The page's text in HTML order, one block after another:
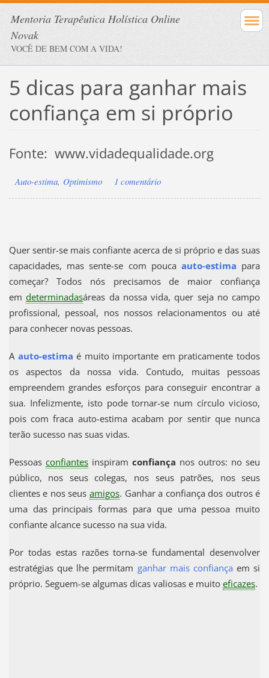
Mentoria Terapêutica Holística Online
Novak
VOCÊ DE BEM COM A VIDA!
5 dicas para ganhar mais
confiança em si próprio
Fonte: www.vidadequalidade.org
Auto-estima, Optimismo 1 comentário
Quer sentir-se mais confiante acerca de si próprio e das suas
capacidades, mas sente-se com pouca auto-estima para
começar? Todos nós precisamos de maior confiança
emdeterminadasáreas da nossa vida, quer seja no campo
profissional, pessoal, nos nossos relacionamentos ou até
para conhecer novas pessoas.
A auto-estima é muito importante em praticamente todos
os aspectos da nossa vida. Contudo, muitas pessoas
empreendem grandes esforços para conseguir encontrar a
sua. Infelizmente, isto pode tornar-se num círculo vicioso,
pois com fraca auto-estima acabam por sentir que nunca
terão sucesso nas suas vidas.
Pessoas confiantes inspiramconfiança nos outros: no seu
público, nos seus colegas, nos seus patrões, nos seus
clientes e nos seus amigos. Ganhar a confiança dos outros é
uma das principais formas para que uma pessoa muito
confiante alcance sucesso na sua vida.
Por todas estas razões torna-se fundamental desenvolver
estratégias que lhe permitam ganhar mais confiança em si
próprio. Seguem-se algumas dicas valiosas e muito eficazes.